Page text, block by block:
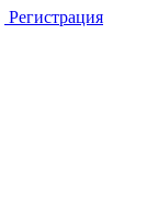
Регистрация